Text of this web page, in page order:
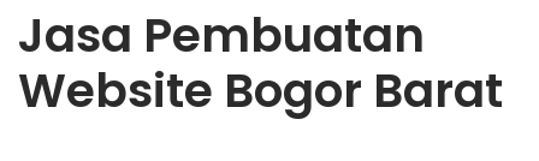
Jasa Pembuatan
Website Bogor Barat